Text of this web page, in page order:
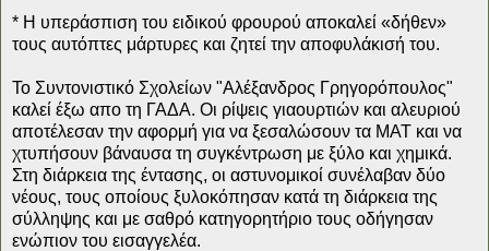
* Η υπεράσπιση του ειδικού φρουρού αποκαλεί «δήθεν»
τους αυτόπτες μάρτυρες και ζητεί την αποφυλάκισή του.
Το Συντονιστικό Σχολείων "Αλέξανδρος Γρηγορόπουλος"
καλεί έξω απο τη ΓΑΔΑ. Οι ρίψεις γιαουρτιών και αλευριού
αποτέλεσαν την αφορμή για να ξεσαλώσουν τα ΜΑΤ και να
χτυπήσουν βάναυσα τη συγκέντρωση με ξύλο και χημικά.
Στη διάρκεια της έντασης, οι αστυνομικοί συνέλαβαν δύο
νέους, τους οποίους ξυλοκόπησαν κατά τη διάρκεια της
σύλληψης και με σαθρό κατηγορητήριο τους οδήγησαν
ενώπιον του εισαγγελέα.